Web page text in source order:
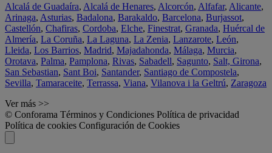
Alcalá de Guadaíra, Alcalá de Henares, Alcorcón, Alfafar, Alicante,
Arinaga, Asturias, Badalona, Barakaldo, Barcelona, Burjassot,
Castellón, Chafiras, Cordoba, Elche, Finestrat, Granada, Huércal de
Almería, La Coruña, La Laguna, La Zenia, Lanzarote, León,
Lleida, Los Barrios, Madrid, Majadahonda, Málaga, Murcia,
Orotava, Palma, Pamplona, Rivas, Sabadell, Sagunto, Salt, Girona,
San Sebastian, Sant Boi, Santander, Santiago de Compostela,
Sevilla, Tamaraceite, Terrassa, Viana, Vilanova i la Geltrú, Zaragoza
Ver más >>
© Conforama Términos y Condiciones Política de privacidad
Política de cookies Configuración de Cookies